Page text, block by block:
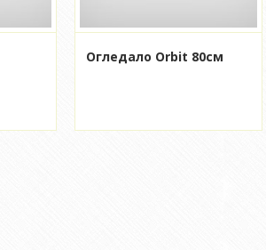
Огледало Orbit 80см